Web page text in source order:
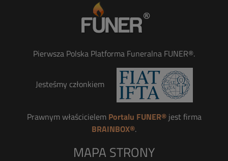
Pierwsza Polska Platforma Funeralna FUNER®.
Jesteśmy członkiem
Prawnym właścicielem Portalu FUNER®jest firma
BRAINBOX®.
MAPA STRONY